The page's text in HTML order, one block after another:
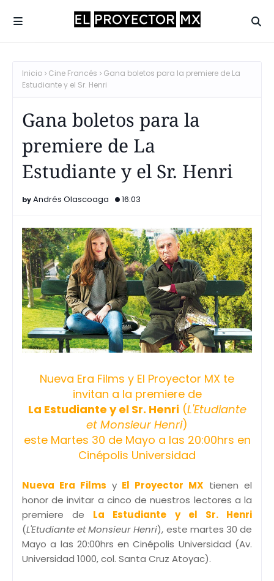
Inicio Cine Francés
Gana boletos para la premiere de La
Estudiante y el Sr. Henri
Gana boletos para la
premiere de La
Estudiante y el Sr. Henri
Andrés Olascoaga 16:03
Nueva Era Films y El Proyector MX te
invitan a la premiere de
La Estudiante y el Sr. Henri(L'Etudiante
et Monsieur Henri)
este Martes 30 de Mayo a las 20:00hrs en
Cinépolis Universidad
Nueva Era Films y El Proyector MX tienen el
honor de invitar a cinco de nuestros lectores a la
premiere de La Estudiante y el Sr. Henri
(L'Etudiante et Monsieur Henri), este martes 30 de
Mayo a las 20:00hrs en Cinépolis Universidad (Av.
Universidad 1000, col. Santa Cruz Atoyac).